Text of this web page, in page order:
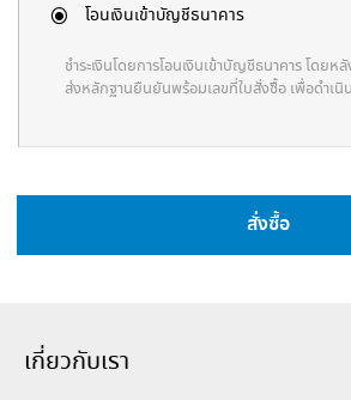
โอนเงินเข้าบัญชีธนาคาร
ชำระเงินโดยการโอนเงินเข้าบัญชีธนาคาร โดยห
ส่งหลักฐานยืนยันพร้อมเลขที่ใบสั่งซื้อ เพื่อดำเนิ
สั่งซื้อ
เกี่ยวกับเรา